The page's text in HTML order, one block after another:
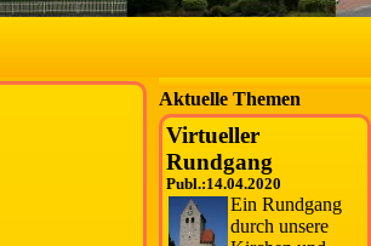
Aktuelle Themen
Virtueller
Rundgang
Publ.:14.04.2020
Ein Rundgang
durch unsere